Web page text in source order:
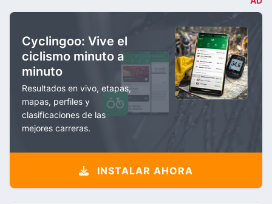
Cyclingoo: Vive el
ciclismo minuto a
minuto
Resultados en vivo, etapas,
mapas, perfiles y
clasificaciones de las
mejores carreras.
INSTALAR AHORA